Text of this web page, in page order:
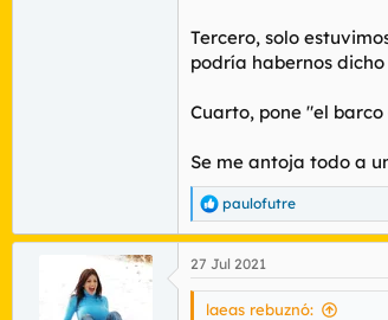
Tercero, solo
podría habernos
Cuarto, pone "el
Se me antoja todo a
R
e
a
c
c
paulofutre
27 Jul 2021
laeas rebuznó: